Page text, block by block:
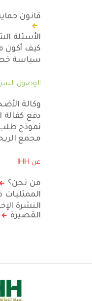
قانون
الأسئلة
كيف أكون
سياسة
الوصول
وكالة
دفع كفالة
نموذج
مجمع
عن IHH
من نحن؟
النشرة
القصيرة